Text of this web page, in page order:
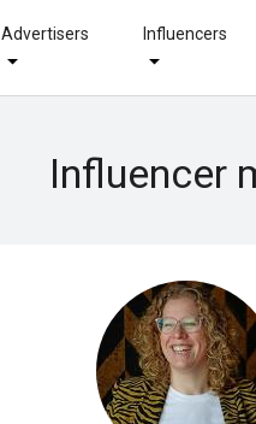
Advertisers Influencers
Influencer